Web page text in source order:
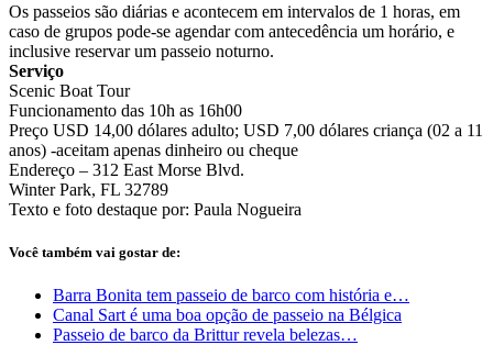
Os passeios são diárias e acontecem em intervalos de 1 horas, em
caso de grupos pode-se agendar com antecedência um horário, e
inclusive reservar um passeio noturno.
Serviço
Scenic Boat Tour
Funcionamento das 10h as 16h00
Preço USD 14,00 dólares adulto; USD 7,00 dólares criança (02 a 11
anos) -aceitam apenas dinheiro ou cheque
Endereço – 312 East Morse Blvd.
Winter Park, FL 32789
Texto e foto destaque por: Paula Nogueira
Você também vai gostar de:
Barra Bonita tem passeio de barco com história e…
Canal Sart é uma boa opção de passeio na Bélgica
Passeio de barco da Brittur revela belezas…